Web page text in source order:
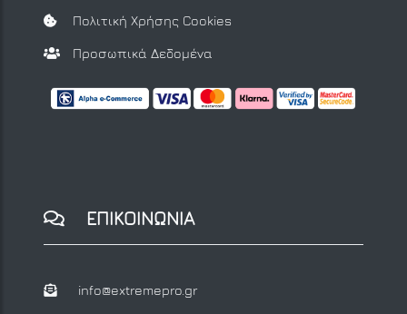
Πολιτική Χρήσης Cookies
Προσωπικά Δεδομένα
ΕΠΙΚΟΙΝΩΝΙΑ
info@extremepro.gr